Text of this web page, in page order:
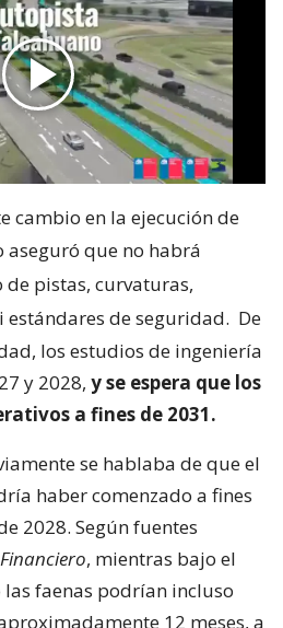
cambio en la ejecución de
aseguró que no habrá
pistas, curvaturas,
estándares de seguridad. De
los estudios de ingeniería
y 2028, y se espera que los
a fines de 2031.
se hablaba de que el
haber comenzado a fines
2028. Según fuentes
, mientras bajo el
faenas podrían incluso
12 meses, a